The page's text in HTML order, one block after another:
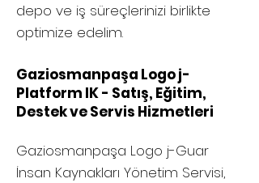
depo ve iş süreçlerinizi birlikte
optimize edelim.
Gaziosmanpaşa Logo j-
Platform IK - Satış, Eğitim,
Destek ve Servis Hizmetleri
Gaziosmanpaşa Logo j-Guar
İnsan Kaynakları Yönetim Servisi,